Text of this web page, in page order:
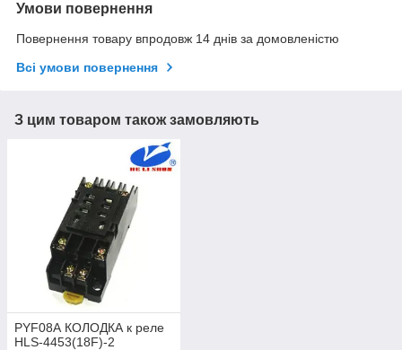
Умови повернення
Повернення товару впродовж 14 днів за домовленістю
Всі умови повернення
З цим товаром також замовляють
PYF08А КОЛОДКА к реле
HLS-4453(18F)-2